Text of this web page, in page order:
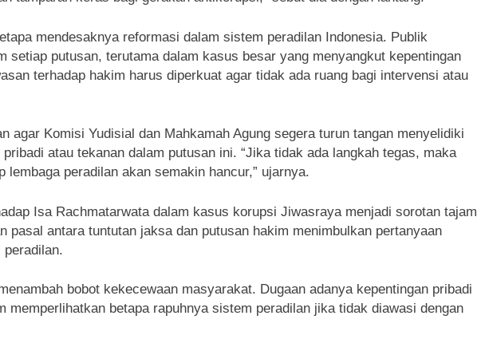
mendesaknya reformasi dalam sistem peradilan Indonesia. Publik
setiap putusan, terutama dalam kasus besar yang menyangkut kepentingan
terhadap hakim harus diperkuat agar tidak ada ruang bagi intervensi atau
agar Komisi Yudisial dan Mahkamah Agung segera turun tangan menyelidiki
atau tekanan dalam putusan ini. “Jika tidak ada langkah tegas, maka
lembaga peradilan akan semakin hancur,” ujarnya.
Isa Rachmatarwata dalam kasus korupsi Jiwasraya menjadi sorotan tajam
pasal antara tuntutan jaksa dan putusan hakim menimbulkan pertanyaan
peradilan.
bobot kekecewaan masyarakat. Dugaan adanya kepentingan pribadi
memperlihatkan betapa rapuhnya sistem peradilan jika tidak diawasi dengan